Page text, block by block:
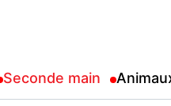
Seconde main